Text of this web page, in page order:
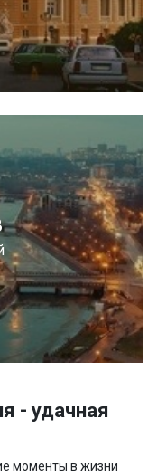
- удачная
моменты в жизни